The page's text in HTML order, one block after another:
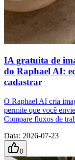
IA gratuita de
do Raphael AI:
cadastrar
O Raphael AI cria
permite que você
Compare fluxos de
Data: 2026-07-23
0